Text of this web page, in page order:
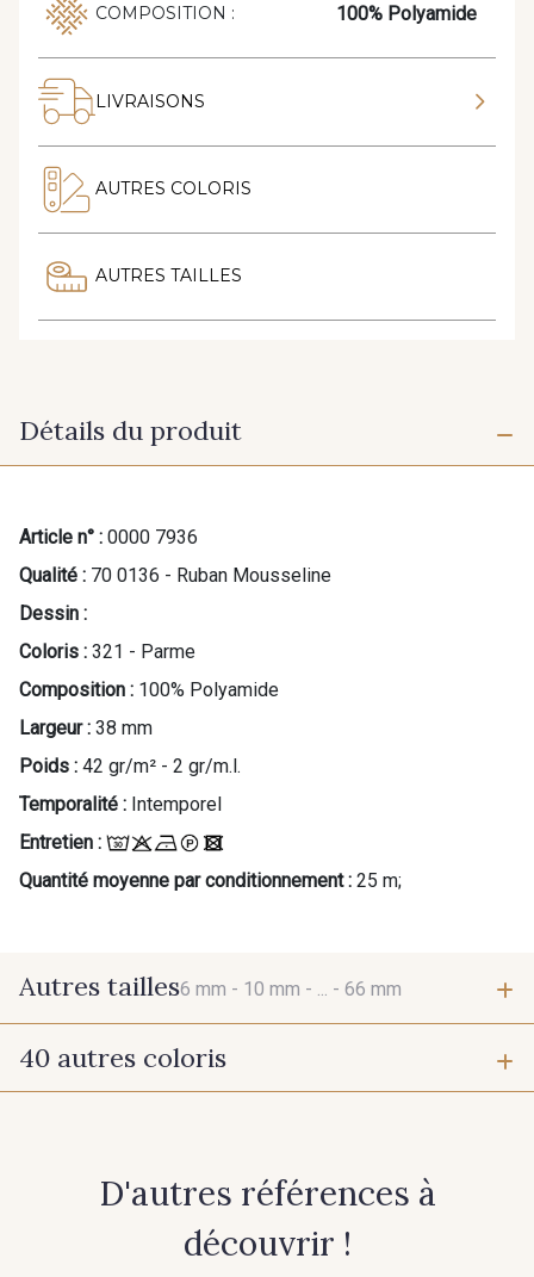
COMPOSITION : 100% Polyamide
LIVRAISONS
AUTRES COLORIS
AUTRES TAILLES
Détails du produit
Article n° : 0000 7936
Qualité : 70 0136 - Ruban Mousseline
Dessin :
Coloris : 321 - Parme
Composition : 100% Polyamide
Largeur : 38 mm
Poids : 42 gr/m² - 2 gr/m.l.
Temporalité : Intemporel
Entretien :
Quantité moyenne par conditionnement : 25 m;
Autres tailles6 mm - 10 mm - ... - 66 mm
6 mm
40 autres coloris
D'autres références à
découvrir !